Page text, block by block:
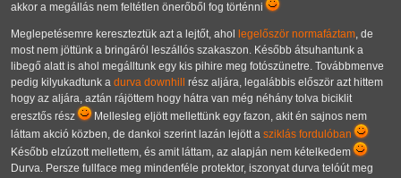
akkor a megállás nem feltétlen önerőből fog történni
Meglepetésemre kereszteztük azt a lejtőt, ahol legelőször normafáztam, de
most nem jöttünk a bringáról leszállós szakaszon. Később átsuhantunk a
libegő alatt is ahol megálltunk egy kis pihire meg fotószünetre. Továbbmenve
pedig kilyukadtunk a durva downhill
rész aljára, legalábbis először azt hittem
hogy az aljára, aztán rájöttem hogy hátra van még néhány tolva biciklit
eresztős rész
Mellesleg eljött mellettünk egy fazon, akit én sajnos nem
láttam akció közben, de dankoi szerint lazán lejött a sziklás fordulóban
Később elzúzott mellettem, és amit láttam, az alapján nem kételkedem
Durva. Persze fullface meg mindenféle protektor, iszonyat durva telóút meg